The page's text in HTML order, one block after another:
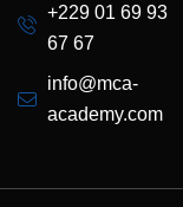
+229 01 69 93
67 67
info@mca-
academy.com